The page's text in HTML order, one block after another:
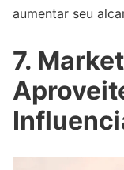
aumentar seu
7.